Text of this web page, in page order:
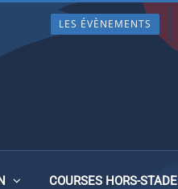
LES ÉVÈNEMENTS
COURSES HORS-STADE